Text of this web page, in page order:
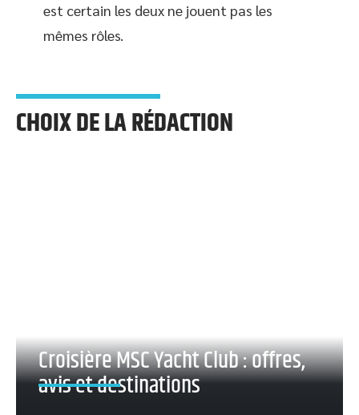
est certain les deux ne jouent pas les
mêmes rôles.
CHOIX DE LA RÉDACTION
Croisière MSC Yacht Club : offres,
avis et destinations